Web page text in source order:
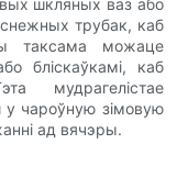
шкляных ваз або
снежных трубак, каб
таксама можаце
бліскаўкамі, каб
мудрагелістае
у чароўную зімовую
ад вячэры.